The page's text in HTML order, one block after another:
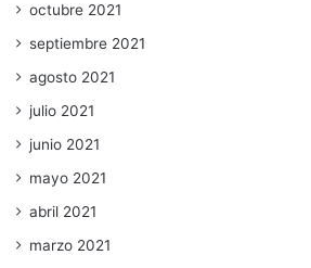
octubre 2021
septiembre 2021
agosto 2021
julio 2021
junio 2021
mayo 2021
abril 2021
marzo 2021